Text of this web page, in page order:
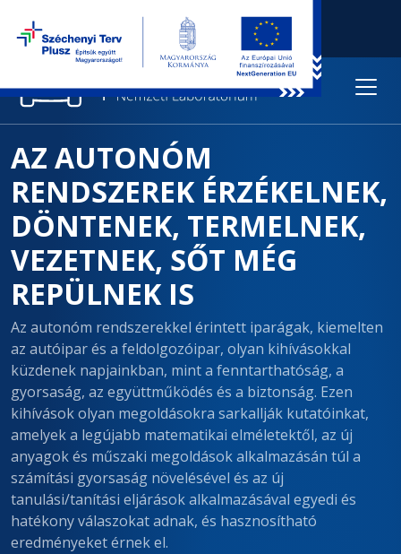
AZ AUTONÓM
RENDSZEREK ÉRZÉKELNEK,
DÖNTENEK, TERMELNEK,
VEZETNEK, SŐT MÉG
REPÜLNEK IS
Az autonóm rendszerekkel érintett iparágak, kiemelten
az autóipar és a feldolgozóipar, olyan kihívásokkal
küzdenek napjainkban, mint a fenntarthatóság, a
gyorsaság, az együttműködés és a biztonság. Ezen
kihívások olyan megoldásokra sarkallják kutatóinkat,
amelyek a legújabb matematikai elméletektől, az új
anyagok és műszaki megoldások alkalmazásán túl a
számítási gyorsaság növelésével és az új
tanulási/tanítási eljárások alkalmazásával egyedi és
hatékony válaszokat adnak, és hasznosítható
eredményeket érnek el.